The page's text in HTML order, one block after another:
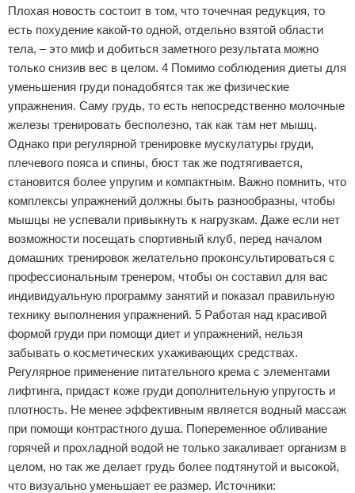
Плохая новость состоит в том, что точечная редукция, то
есть похудение какой-то одной, отдельно взятой области
тела, – это миф и добиться заметного результата можно
только снизив вес в целом. 4 Помимо соблюдения диеты для
уменьшения груди понадобятся так же физические
упражнения. Саму грудь, то есть непосредственно молочные
железы тренировать бесполезно, так как там нет мышц.
Однако при регулярной тренировке мускулатуры груди,
плечевого пояса и спины, бюст так же подтягивается,
становится более упругим и компактным. Важно помнить, что
комплексы упражнений должны быть разнообразны, чтобы
мышцы не успевали привыкнуть к нагрузкам. Даже если нет
возможности посещать спортивный клуб, перед началом
домашних тренировок желательно проконсультироваться с
профессиональным тренером, чтобы он составил для вас
индивидуальную программу занятий и показал правильную
технику выполнения упражнений. 5 Работая над красивой
формой груди при помощи диет и упражнений, нельзя
забывать о косметических ухаживающих средствах.
Регулярное применение питательного крема с элементами
лифтинга, придаст коже груди дополнительную упругость и
плотность. Не менее эффективным является водный массаж
при помощи контрастного душа. Попеременное обливание
горячей и прохладной водой не только закаливает организм в
целом, но так же делает грудь более подтянутой и высокой,
что визуально уменьшает ее размер. Источники: